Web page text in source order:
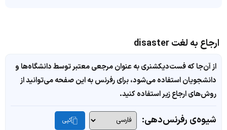
ارجاع به لغت disaster
از آن‌جا که فست‌دیکشنری به عنوان مرجعی معتبر توسط دانشگاه‌ها و
دانشجویان استفاده می‌شود، برای رفرنس به این صفحه می‌توانید از
روش‌های ارجاع زیر استفاده کنید.
شیوه‌ی رفرنس‌دهی: کپی